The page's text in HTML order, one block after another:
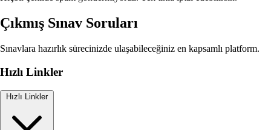
Çıkmış Sınav Soruları
Sınavlara hazırlık sürecinizde ulaşabileceğiniz en kapsamlı platform.
Hızlı Linkler
Hızlı Linkler